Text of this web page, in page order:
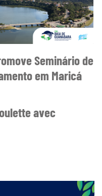
Seminário de
em Maricá
avec